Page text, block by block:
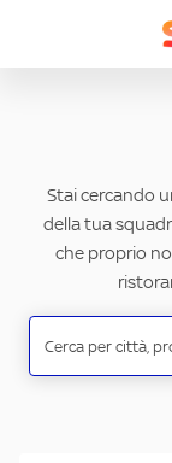
Stai cercando
della tua
che proprio